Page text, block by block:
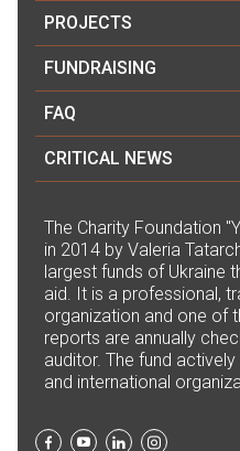
PROJECTS
FUNDRAISING
FAQ
CRITICAL NEWS
The Сharity Foundation
in 2014 by Valeria
largest funds of Ukraine
aid. It is a professional,
organization and one of
reports are annually
auditor. The fund
and international